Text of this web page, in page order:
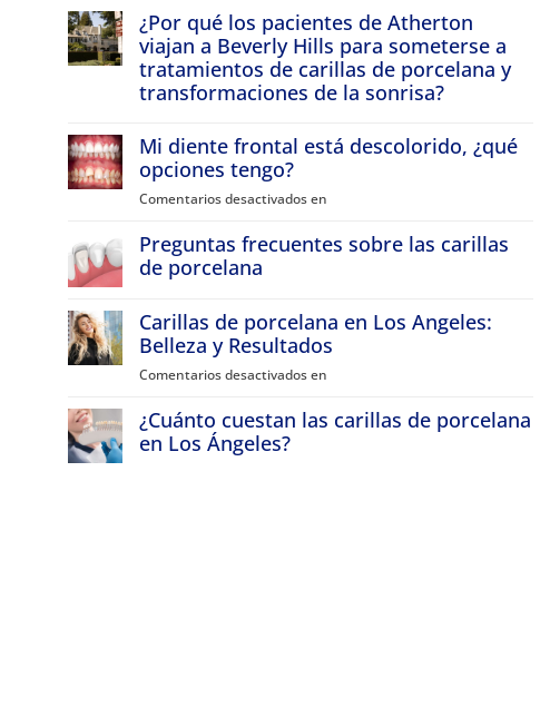
¿Por qué los pacientes de Atherton
viajan a Beverly Hills para someterse a
tratamientos de carillas de porcelana y
transformaciones de la sonrisa?
comentarios
Por
qué
los
pacientes
viajan
Beverly
hacerse
carillas
de
porcelana
y
de
sonrisa
Mi diente frontal está descolorido, ¿qué
opciones tengo?
Comentarios desactivados en
diente
¿qué
opciones
Preguntas frecuentes sobre las carillas
de porcelana
Preguntas
frecuentes
sobre
las
porcelana
Carillas de porcelana en Los Angeles:
Belleza y Resultados
Comentarios desactivados en
de
¿Cuánto cuestan las carillas de porcelana
en Los Ángeles?